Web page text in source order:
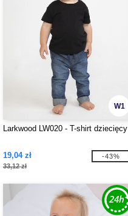
W1
Larkwood LW020 - T-shirt dziecięcy
19,04 zł
33,12 zł
-43%